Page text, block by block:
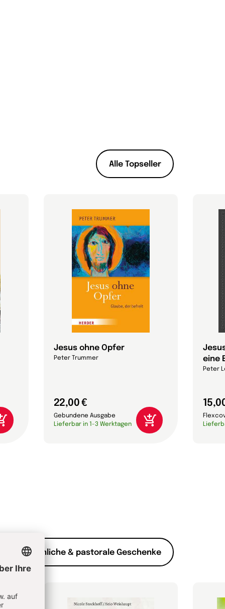
Alle Topseller
Jesus ohne Opfer
Peter Trummer
22,00 €
Gebundene Ausgabe
Lieferbar in 1-3 Werktagen
eine
Peter
Kirchliche & pastorale Geschenke